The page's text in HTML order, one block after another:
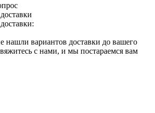
вариантов доставки до вашего
с нами, и мы постараемся вам